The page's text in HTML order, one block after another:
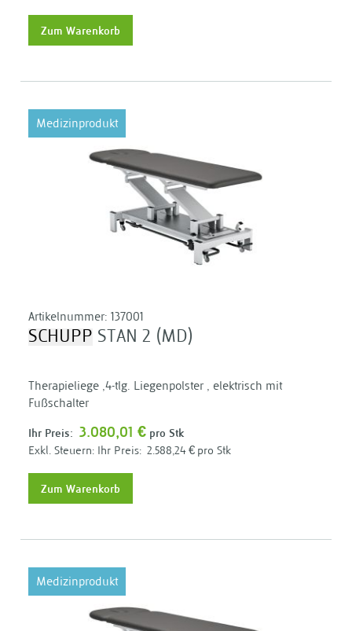
Zum Warenkorb
Medizinprodukt
Artikelnummer: 137001
SCHUPP STAN 2 (MD)
Therapieliege ,4-tlg. Liegenpolster , elektrisch mit
Fußschalter
Ihr Preis: 3.080,01 € pro Stk
Ihr Preis: 2.588,24 € pro Stk
Zum Warenkorb
Medizinprodukt